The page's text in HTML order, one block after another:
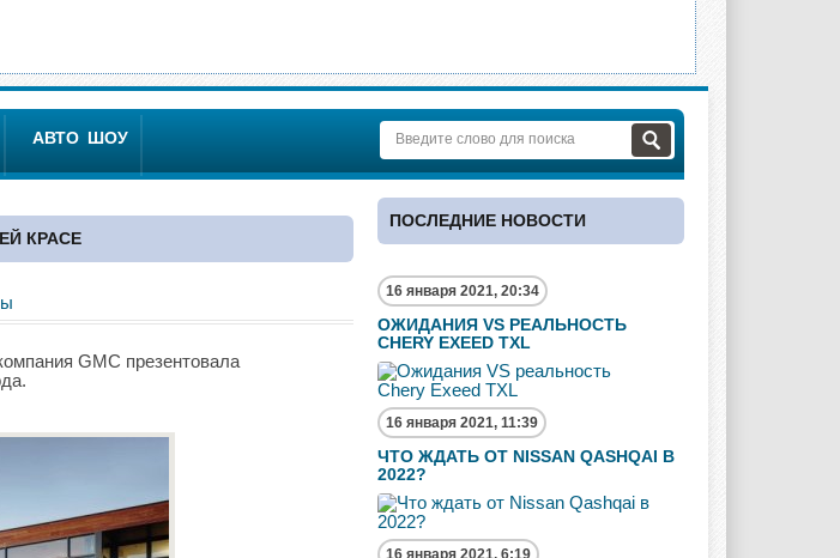
АВТО ШОУ
КРАСЕ
GMC презентовала
ПОСЛЕДНИЕ НОВОСТИ
16 января 2021, 20:34
ОЖИДАНИЯ VS РЕАЛЬНОСТЬ
CHERY EXEED TXL
16 января 2021, 11:39
ЧТО ЖДАТЬ ОТ NISSAN QASHQAI В
2022?
16 января 2021, 6:19